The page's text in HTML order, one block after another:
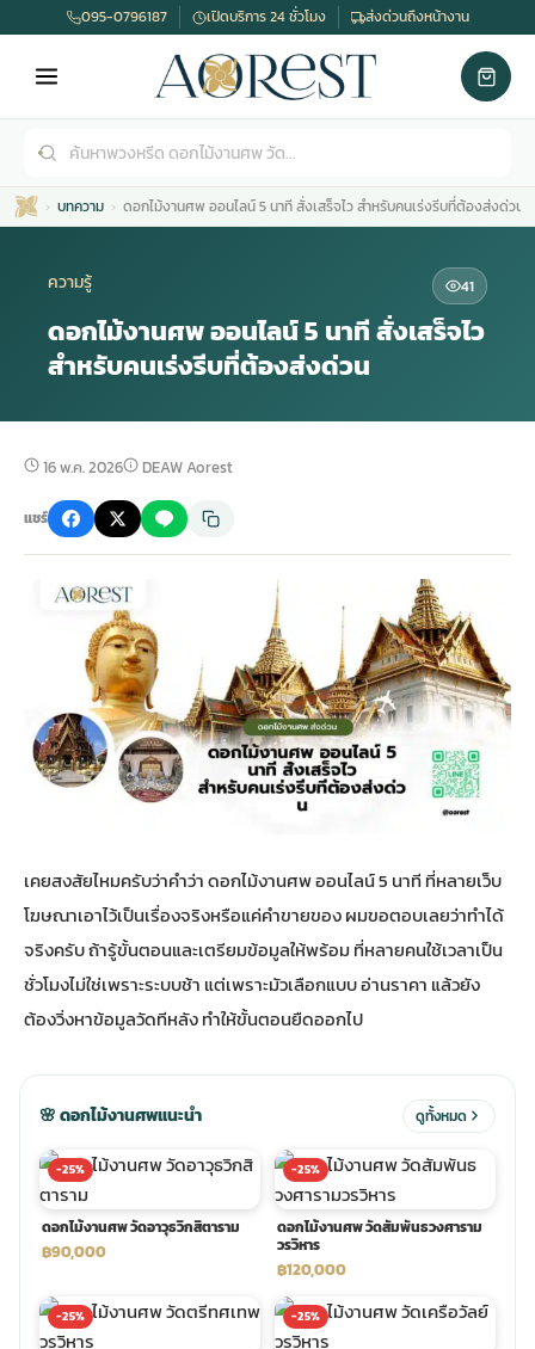
ดอกไม้หน้าศพ
จัดดอกไม้หน้าศพ
ดอกไม้หน้าหีบ
ดอกไม้หน้างานศพ
ดอกไม้หน้าโลง
จัดดอกไม้หน้าโลง
ดอกไม้ศพ
ดอกไม้งานศพ กรุงเทพ
ดอกไม้งานศพ ปากคลองตลาด
พวงหรีด กรุงเทพ
สั่งพวงหรีด
ร้านพวงหรีด
ดอกไม้พวงหรีด
พวงหรีดปทุม
พวงหรีด ปากคลองตลาด
พวงหรีดราคาถูก
พวงหรีดดอกไม้สด ราคาถูก
สั่งพวงหรีด ออนไลน์
มรุสีขาว
ไม้หน้าเมรุ
กไม้หน้าเมรุ
น้าเมรุ ราคา
มรุ ราคาถูก
ระดับเมรุ
มรุ ออนไลน์
ไม้งานแต่ง
ไม้งานแต่ง ราคาถูก
ไม้งานแต่ง กรุงเทพ
อกไม้งานแต่ง
ดอกไม้งานแต่ง
พวงหรีดพัดลม
พวงหรีดพัดลม ราคาถูก
พวงหรีดพัดลม กรุงเทพ
พวงหรีดพัดลม ส่งด่วน
สั่งพวงหรีดพัดลม
พวงหรีดพัดลม ปากคลองตลาด
พวงหรีดพัดลม แบบสวยๆ
รับจัดงานศพ
รับจัดงานศพ ครบวงจร
รับจัดงานศพ กรุงเทพ
แพ็คเกจจัดงานศพ
ค่าใช้จ่ายจัดงานศพ
จัดงานศพ ราคาถูก
095-0796187 เปิดบริการ 24 ชั่วโมง ส่งด่วนถึงหน้างาน
บทความ ดอกไม้งานศพ ออนไลน์ 5 นาที สั่งเสร็จไว สำหรับคนเร่งรีบที่ต้องส่งด่วน
ความรู้ 41
ดอกไม้งานศพ ออนไลน์ 5 นาที สั่งเสร็จไว
สำหรับคนเร่งรีบที่ต้องส่งด่วน
16 พ.ค. 2026 DEAW Aorest
แชร์
เคยสงสัยไหมครับว่าคำว่า ดอกไม้งานศพ ออนไลน์ 5 นาที ที่หลายเว็บ
โฆษณาเอาไว้เป็นเรื่องจริงหรือแค่คำขายของ ผมขอตอบเลยว่าทำได้
จริงครับ ถ้ารู้ขั้นตอนและเตรียมข้อมูลให้พร้อม ที่หลายคนใช้เวลาเป็น
ชั่วโมงไม่ใช่เพราะระบบช้า แต่เพราะมัวเลือกแบบ อ่านราคา แล้วยัง
ต้องวิ่งหาข้อมูลวัดทีหลัง ทำให้ขั้นตอนยืดออกไป
🌸 ดอกไม้งานศพแนะนำ ดูทั้งหมด
-25%
ดอกไม้งานศพ วัดอาวุธวิกสิตาราม
฿90,000
-25%
ดอกไม้งานศพ วัดสัมพันธวงศาราม
วรวิหาร
฿120,000
-25% -25%